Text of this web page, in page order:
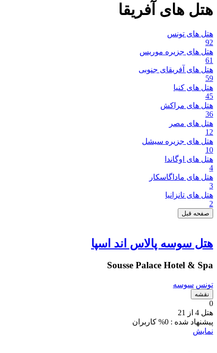
هتل های آفریقا
هتل های تونس
92
هتل های جزیره موریس
61
هتل های آفریقای جنوبی
59
هتل های کنیا
45
هتل های مراکش
36
هتل های مصر
12
هتل های جزیره سیشل
10
هتل های اوگاندا
4
هتل های ماداگاسکار
3
هتل های تانزانیا
2
صفحه قبل
هتل سوسه پالاس اند اسپا
Sousse Palace Hotel & Spa
تونس سوسه
نقشه
0
هتل 4 از 21
پیشنهاد شده : 0% کاربران
نمایش